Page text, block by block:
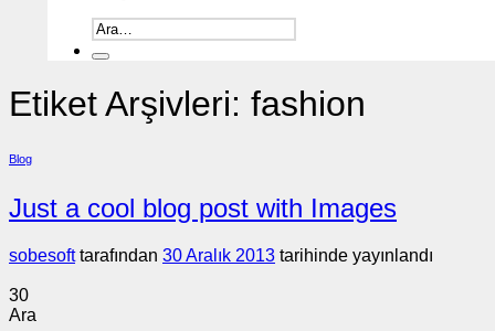
Ara:
Etiket Arşivleri: fashion
Blog
Just a cool blog post with Images
sobesofttarafından 30 Aralık 2013 tarihinde yayınlandı
30
Ara